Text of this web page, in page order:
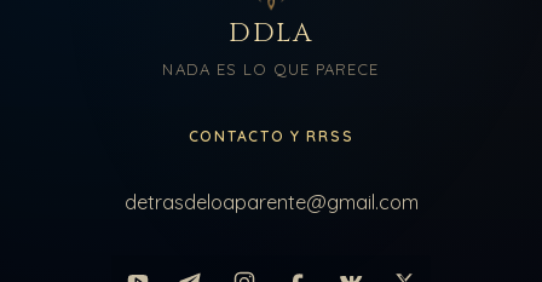
DDLA
NADA ES LO QUE PARECE
CONTACTO Y RRSS
detrasdeloaparente@gmail.com